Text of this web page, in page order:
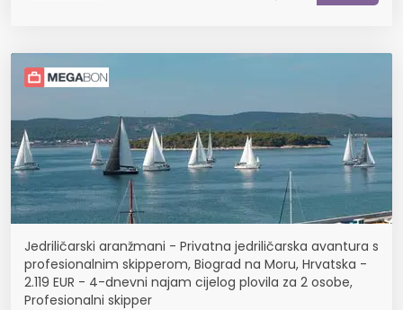
Jedriličarski aranžmani - Privatna jedriličarska avantura s
profesionalnim skipperom, Biograd na Moru, Hrvatska -
2.119 EUR - 4-dnevni najam cijelog plovila za 2 osobe,
Profesionalni skipper